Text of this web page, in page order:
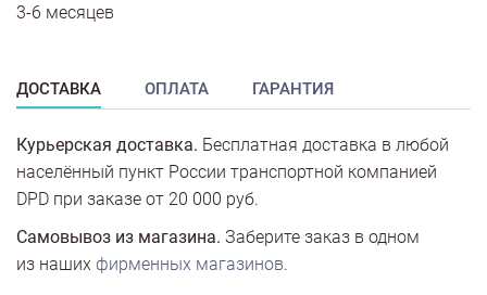
3-6 месяцев
ДОСТАВКА ОПЛАТА ГАРАНТИЯ
Курьерская доставка. Бесплатная доставка в любой
населённый пункт России транспортной компанией
DPD при заказе от 20 000 руб.
Самовывоз из магазина. Заберите заказ в одном
из наших фирменных магазинов.